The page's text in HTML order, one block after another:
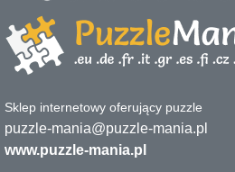
Sklep internetowy oferujący puzzle
puzzle-mania@puzzle-mania.pl
www.puzzle-mania.pl